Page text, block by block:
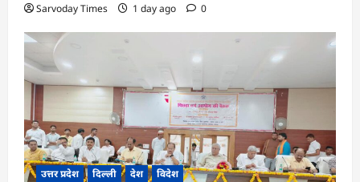
Sarvoday Times 1 day ago 0
उत्तर प्रदेश दिल्ली देश विदेश